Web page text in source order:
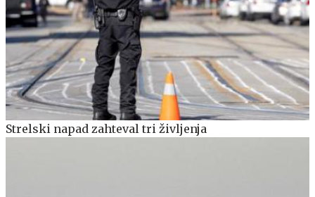
Strelski napad zahteval tri življenja